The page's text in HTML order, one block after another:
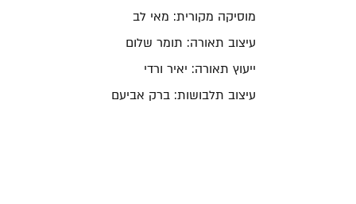
מוסיקה מקורית: מאי לב
עיצוב תאורה: תומר שלום
ייעוץ תאורה: יאיר ורדי
עיצוב תלבושות: ברק אביעם